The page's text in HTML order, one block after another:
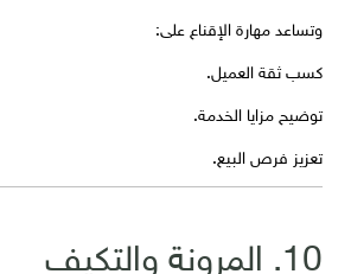
وتساعد مهارة الإقناع على:
كسب ثقة العميل.
توضيح مزايا الخدمة.
تعزيز فرص البيع.
10. المرونة والتكيف